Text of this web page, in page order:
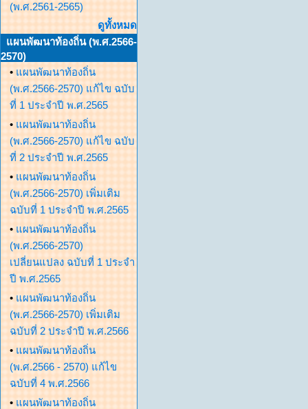
(พ.ศ.2561-2565)
ดูทั้งหมด
แผนพัฒนาท้องถิ่น (พ.ศ.2566-
2570)
• แผนพัฒนาท้องถิ่น
(พ.ศ.2566-2570) แก้ไข ฉบับ
ที่ 1 ประจำปี พ.ศ.2565
• แผนพัฒนาท้องถิ่น
(พ.ศ.2566-2570) แก้ไข ฉบับ
ที่ 2 ประจำปี พ.ศ.2565
• แผนพัฒนาท้องถิ่น
(พ.ศ.2566-2570) เพิ่มเติม
ฉบับที่ 1 ประจำปี พ.ศ.2565
• แผนพัฒนาท้องถิ่น
(พ.ศ.2566-2570)
เปลี่ยนแปลง ฉบับที่ 1 ประจำ
ปี พ.ศ.2565
• แผนพัฒนาท้องถิ่น
(พ.ศ.2566-2570) เพิ่มเติม
ฉบับที่ 2 ประจำปี พ.ศ.2566
• แผนพัฒนาท้องถิ่น
(พ.ศ.2566 - 2570) แก้ไข
ฉบับที่ 4 พ.ศ.2566
• แผนพัฒนาท้องถิ่น